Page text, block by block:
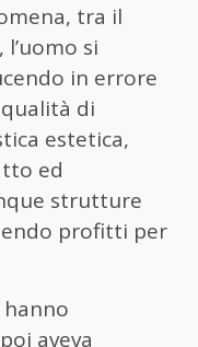
tra il
si
in errore
di
estetica,
ed
strutture
profitti per
hanno
aveva